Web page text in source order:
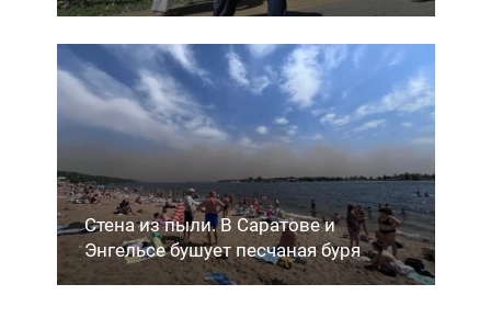
Стена из пыли. В Саратове и
Энгельсе бушует песчаная буря